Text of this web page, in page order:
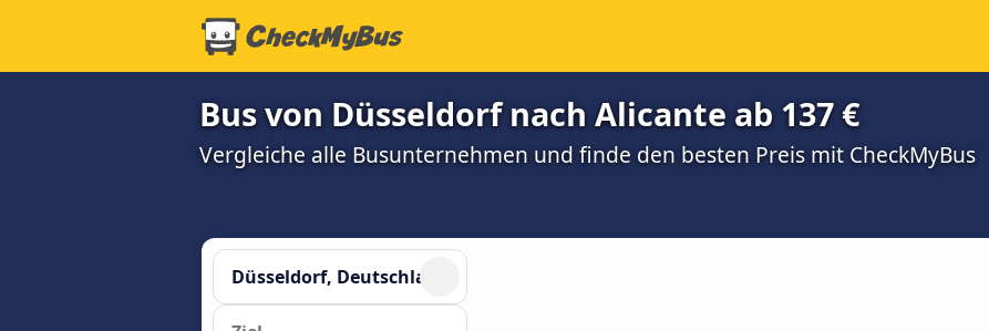
Bus von Düsseldorf nach Alicante ab 137 €
Vergleiche alle Busunternehmen und finde den besten Preis mit CheckMyBus